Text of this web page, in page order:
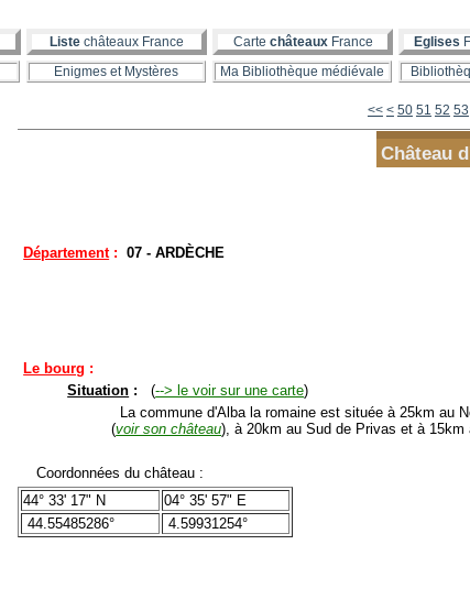
Liste châteaux France Carte châteauxFrance Eglises
Enigmes et Mystères Ma Bibliothèque médiévale
<< < 10
20
30
40
50 51 52 53
Château
Département: 07 - ARDÈCHE
Le bourg :
Situation : (--> le voir sur une carte)
La commune d'Alba la romaine est située à 25km au
(voir son château), à 20km au Sud de Privas et à 15km
Coordonnées du château :
44° 33' 17" N
04° 35' 57" E
44.55485286°
4.59931254°